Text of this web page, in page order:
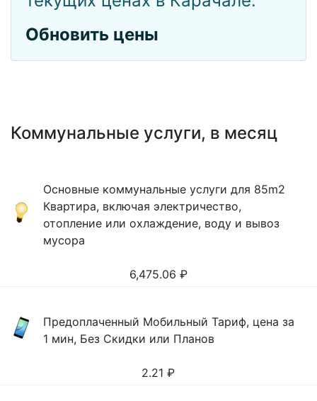
Обновить цены
Коммунальные услуги, в месяц
Основные коммунальные услуги для 85m2
Квартира, включая электричество,
отопление или охлаждение, воду и вывоз
мусора
6,475.06 ₽
Предоплаченный Мобильный Тариф, цена за
1 мин, Без Скидки или Планов
2.21 ₽